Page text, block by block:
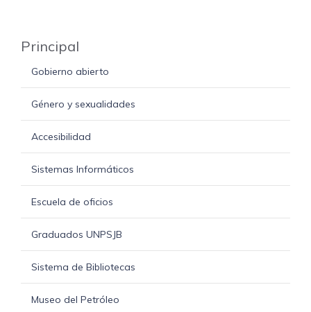
Principal
Gobierno abierto
Género y sexualidades
Accesibilidad
Sistemas Informáticos
Escuela de oficios
Graduados UNPSJB
Sistema de Bibliotecas
Museo del Petróleo